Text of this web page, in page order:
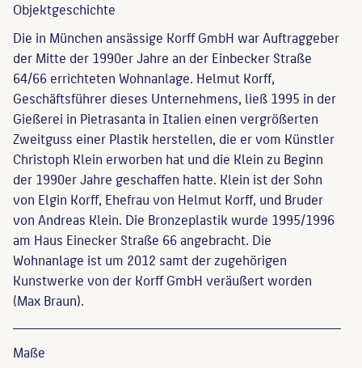
Objekt­geschichte
Die in München ansässige Korff GmbH war Auftraggeber
der Mitte der 1990er Jahre an der Einbecker Straße
64/66 errichteten Wohnanlage. Helmut Korff,
Geschäftsführer dieses Unternehmens, ließ 1995 in der
Gießerei in Pietrasanta in Italien einen vergrößerten
Zweitguss einer Plastik herstellen, die er vom Künstler
Christoph Klein erworben hat und die Klein zu Beginn
der 1990er Jahre geschaffen hatte. Klein ist der Sohn
von Elgin Korff, Ehefrau von Helmut Korff, und Bruder
von Andreas Klein. Die Bronzeplastik wurde 1995/1996
am Haus Einecker Straße 66 angebracht. Die
Wohnanlage ist um 2012 samt der zugehörigen
Kunstwerke von der Korff GmbH veräußert worden
(Max Braun).
Maße